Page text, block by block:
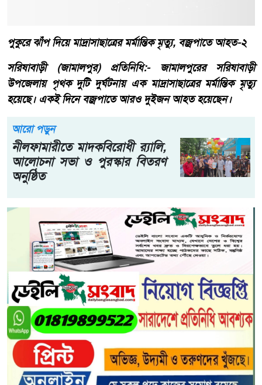
পুকুরে ঝাঁপ দিয়ে মাদ্রাসাছাত্রের মর্মান্তিক মৃত্যু, বজ্রপাতে আহত-২
সরিষাবাড়ী (জামালপুর) প্রতিনিধি:- জামালপুরের সরিষাবাড়ী
উপজেলায় পৃথক দুটি দুর্ঘটনায় এক মাদ্রাসাছাত্রের মর্মান্তিক মৃত্যু
হয়েছে। একই দিনে বজ্রপাতে আরও দুইজন আহত হয়েছেন।
আরো পড়ুন
নীলফামারীতে মাদকবিরোধী র‍্যালি,
আলোচনা সভা ও পুরস্কার বিতরণ
অনুষ্ঠিত